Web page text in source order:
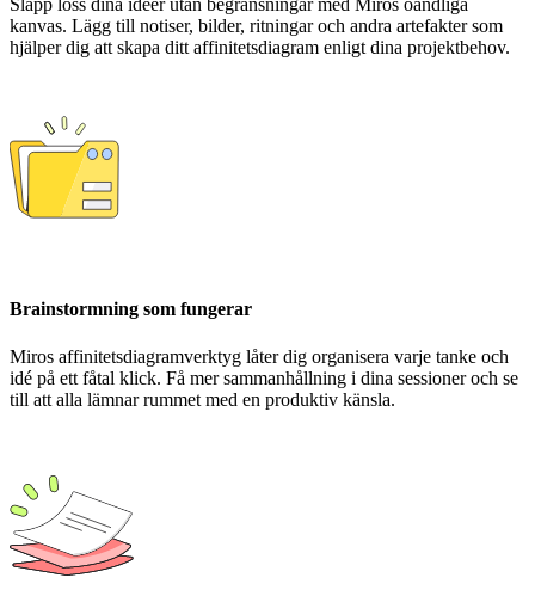
Släpp loss dina idéer utan begränsningar med Miros oändliga
kanvas. Lägg till notiser, bilder, ritningar och andra artefakter som
hjälper dig att skapa ditt affinitetsdiagram enligt dina projektbehov.
Brainstormning som fungerar
Miros affinitetsdiagramverktyg låter dig organisera varje tanke och
idé på ett fåtal klick. Få mer sammanhållning i dina sessioner och se
till att alla lämnar rummet med en produktiv känsla.